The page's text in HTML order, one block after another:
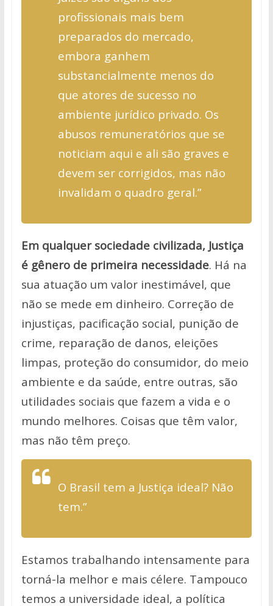
profissionais mais bem
preparados do mercado,
embora ganhem
substancialmente menos do
que atores de sucesso no
ambiente jurídico privado. Os
abusos remuneratórios que se
noticiam aqui e ali são graves e
devem ser corrigidos, mas não
invalidam o quadro geral.”
Em qualquer sociedade civilizada, Justiça
é gênero de primeira necessidade. Há na
sua atuação um valor inestimável, que
não se mede em dinheiro. Correção de
injustiças, pacificação social, punição de
crime, reparação de danos, eleições
limpas, proteção do consumidor, do meio
ambiente e da saúde, entre outras, são
utilidades sociais que fazem a vida e o
mundo melhores. Coisas que têm valor,
mas não têm preço.
O Brasil tem a Justiça ideal? Não
tem.”
Estamos trabalhando intensamente para
torná-la melhor e mais célere. Tampouco
temos a universidade ideal, a política